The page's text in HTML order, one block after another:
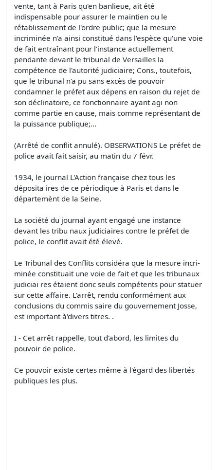
vente, tant à Paris qu'en banlieue, ait été
indispensable pour assurer le maintien ou le
rétablissement de l'ordre public; que la mesure
incriminée n'a ainsi constitué dans l'espèce qu'une voie
de fait entraînant pour l'instance actuellement
pendante devant le tribunal de Versailles la
compétence de l'autorité judiciaire; Cons., toutefois,
que le tribunal n'a pu sans excès de pouvoir
condamner le préfet aux dépens en raison du rejet de
son déclinatoire, ce fonctionnaire ayant agi non
comme partie en cause, mais comme représentant de
la puissance publique;...
(Arrêté de conflit annulé). OBSERVATIONS Le préfet de
police avait fait saisir, au matin du 7 févr.
1934, le journal L'Action française chez tous les
déposita ires de ce périodique à Paris et dans le
départemènt de la Seine.
La société du journal ayant engagé une instance
devant les tribu­ naux judiciaires contre le préfet de
police, le conflit avait été élevé.
Le Tribunal des Conflits considéra que la mesure incri­
minée constituait une voie de fait et que les tribunaux
judiciai­ res étaient donc seuls compétents pour statuer
sur cette affaire. L'arrêt, rendu conformément aux
conclusions du commis­ saire du gouvernement Josse,
est important à'divers titres. .
I - Cet arrêt rappelle, tout d'abord, les limites du
pouvoir de police.
Ce pouvoir existe certes même à l'égard des libertés
publiques les plus.